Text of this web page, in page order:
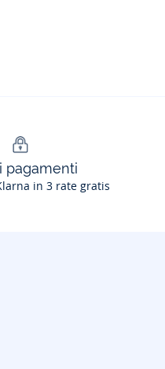
pagamenti
in 3 rate gratis